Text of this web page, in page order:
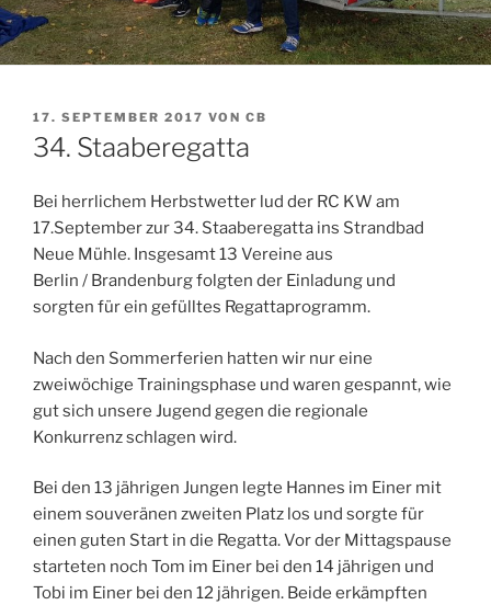
VERÖFFENTLICHT
AM
17. SEPTEMBER 2017 VON CB
34. Staaberegatta
Bei herrlichem Herbstwetter lud der RC KW am
17.September zur 34. Staaberegatta ins Strandbad
Neue Mühle. Insgesamt 13 Vereine aus
Berlin / Brandenburg folgten der Einladung und
sorgten für ein gefülltes Regattaprogramm.
Nach den Sommerferien hatten wir nur eine
zweiwöchige Trainingsphase und waren gespannt, wie
gut sich unsere Jugend gegen die regionale
Konkurrenz schlagen wird.
Bei den 13 jährigen Jungen legte Hannes im Einer mit
einem souveränen zweiten Platz los und sorgte für
einen guten Start in die Regatta. Vor der Mittagspause
starteten noch Tom im Einer bei den 14 jährigen und
Tobi im Einer bei den 12 jährigen. Beide erkämpften